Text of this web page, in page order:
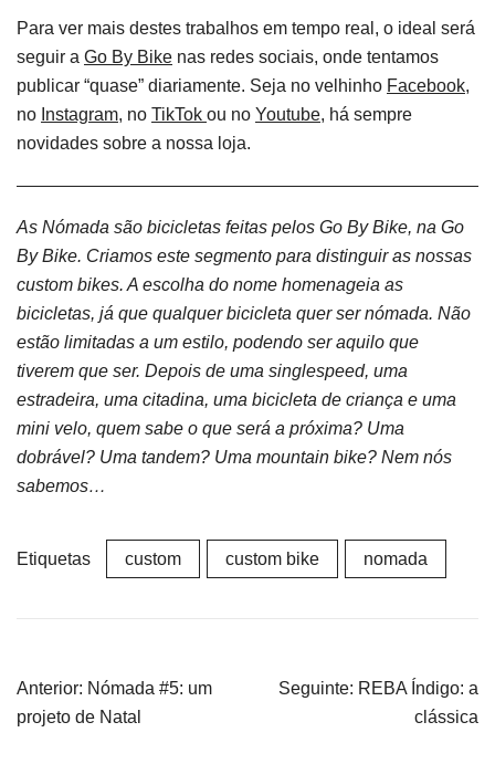
Para ver mais destes trabalhos em tempo real, o ideal será
seguir a Go By Bike nas redes sociais, onde tentamos
publicar “quase” diariamente. Seja no velhinho Facebook,
no Instagram, no TikTok ou no Youtube, há sempre
novidades sobre a nossa loja.
As Nómada são bicicletas feitas pelos Go By Bike, na Go
By Bike. Criamos este segmento para distinguir as nossas
custom bikes. A escolha do nome homenageia as
bicicletas, já que qualquer bicicleta quer ser nómada. Não
estão limitadas a um estilo, podendo ser aquilo que
tiverem que ser. Depois de uma singlespeed, uma
estradeira, uma citadina, uma bicicleta de criança e uma
mini velo, quem sabe o que será a próxima? Uma
dobrável? Uma tandem? Uma mountain bike? Nem nós
sabemos…
Etiquetas custom custom bike nomada
Navegação
de
Anterior: Nómada #5: um
projeto de Natal
Seguinte: REBA Índigo: a
clássica